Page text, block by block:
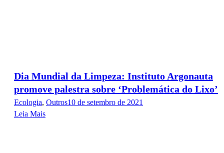
Dia Mundial da Limpeza: Instituto Argonauta
promove palestra sobre ‘Problemática do Lixo’
Ecologia, Outros10 de setembro de 2021
Leia Mais